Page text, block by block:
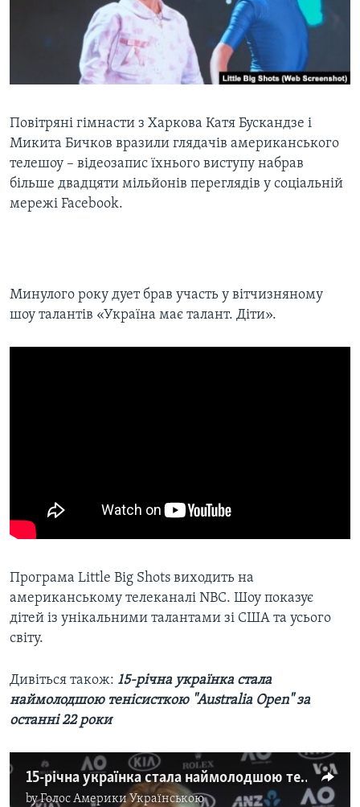
СУСПІЛЬСТВО
ЕКОНОМІКА
ІСТОРІЇ УСПІХУ УКРАЇНЦІВ
ТЕЛЕПРОГРАМИ
ЧАС-TIME
СТУДІЯ ВАШИНГТОН
ВІКНО В АМЕРИКУ
ПОГЛЯД З ВАШИНГТОНА
МИ В СОЦМЕРЕЖАХ
Повітряні гімнасти з Харкова Катя Бускандзе і
Микита Бичков вразили глядачів американського
телешоу – відеозапис їхнього виступу набрав
більше двадцяти мільйонів переглядів у соціальній
мережі Facebook.
Минулого року дует брав участь у вітчизняному
шоу талантів «Україна має талант. Діти».
Програма Little Big Shots виходить на
американському телеканалі NBC. Шоу показує
дітей із унікальними талантами зі США та усього
світу.
Дивіться також: 15-річна українка стала
наймолодшою тенісисткою "Australia Open" за
останні 22 роки
15-річна українка стала наймолодшою тенісисткою "Australia Open" за останні 22 роки. Відео
byГолос Америки Українською